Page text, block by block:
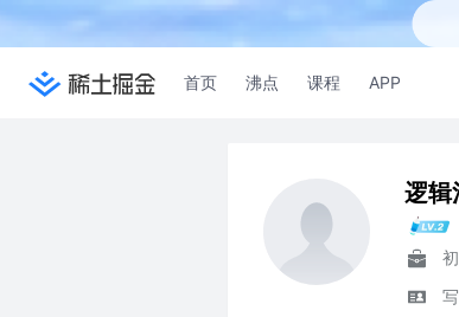
首页 沸点 课程 APP
逻辑